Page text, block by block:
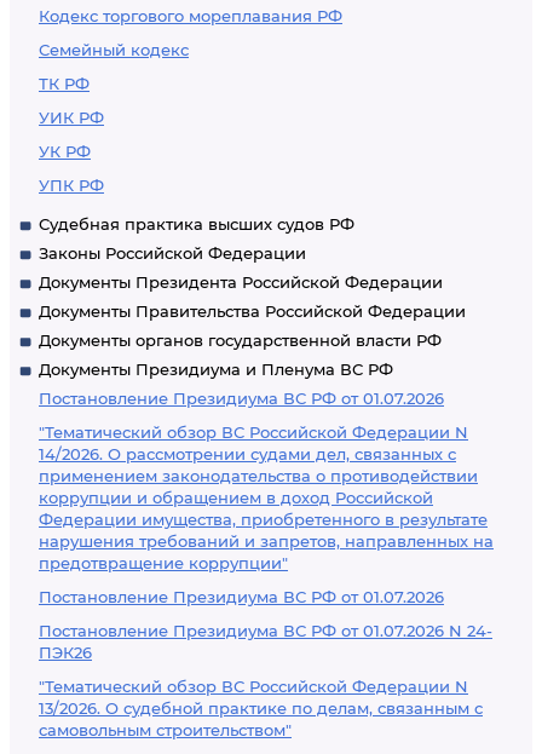
Кодекс торгового мореплавания РФ
Семейный кодекс
ТК РФ
УИК РФ
УК РФ
УПК РФ
Судебная практика высших судов РФ
Законы Российской Федерации
Документы Президента Российской Федерации
Документы Правительства Российской Федерации
Документы органов государственной власти РФ
Документы Президиума и Пленума ВС РФ
Постановление Президиума ВС РФ от 01.07.2026
"Тематический обзор ВС Российской Федерации N
14/2026. О рассмотрении судами дел, связанных с
применением законодательства о противодействии
коррупции и обращением в доход Российской
Федерации имущества, приобретенного в результате
нарушения требований и запретов, направленных на
предотвращение коррупции"
Постановление Президиума ВС РФ от 01.07.2026
Постановление Президиума ВС РФ от 01.07.2026 N 24-
ПЭК26
"Тематический обзор ВС Российской Федерации N
13/2026. О судебной практике по делам, связанным с
самовольным строительством"